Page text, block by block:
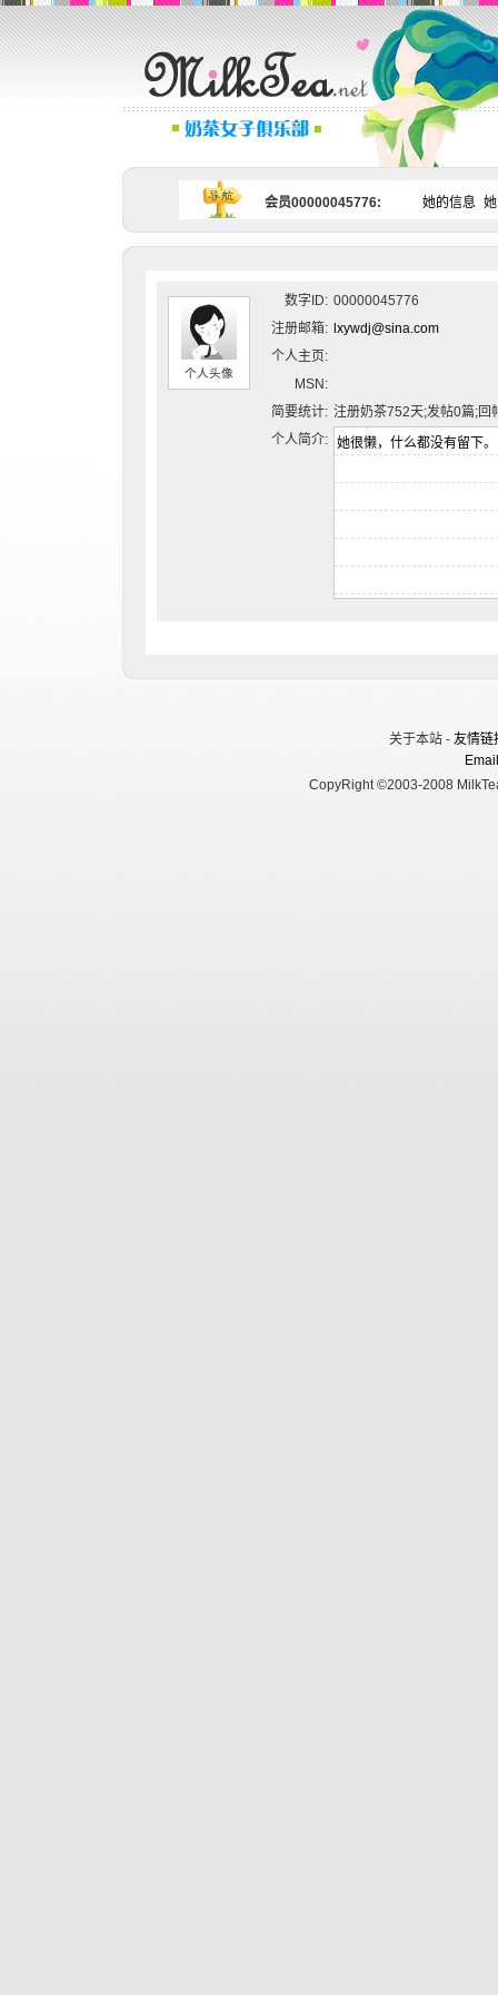
会员00000045776: 她的信息
个人头像
数字ID: 00000045776
注册邮箱: lxywdj@sina.com
个人主页:
MSN:
简要统计: 注册奶茶752天;发帖0篇;回
个人简介:
关于本站 - 友情链
CopyRight ©2003-2008